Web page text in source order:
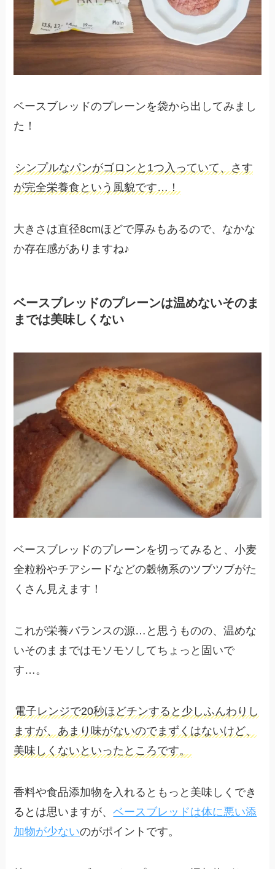
ベースブレッドのプレーンを袋から出してみまし
た！
シンプルなパンがゴロンと1つ入っていて、さす
が完全栄養食という風貌です…！
大きさは直径8cmほどで厚みもあるので、なかな
か存在感がありますね♪
ベースブレッドのプレーンは温めないそのま
までは美味しくない
ベースブレッドのプレーンを切ってみると、小麦
全粒粉やチアシードなどの穀物系のツブツブがた
くさん見えます！
これが栄養バランスの源…と思うものの、温めな
いそのままではモソモソしてちょっと固いで
す…。
電子レンジで20秒ほどチンすると少しふんわりし
ますが、あまり味がないのでまずくはないけど、
美味しくないといったところです。
香料や食品添加物を入れるともっと美味しくでき
るとは思いますが、ベースブレッドは体に悪い添
加物が少ないのがポイントです。